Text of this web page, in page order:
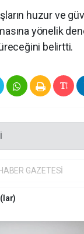
huzur ve
yönelik
belirtti.
GAZETESİ